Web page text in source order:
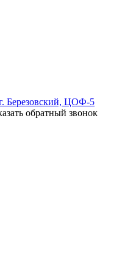
Березовский, ЦОФ-5
обратный звонок